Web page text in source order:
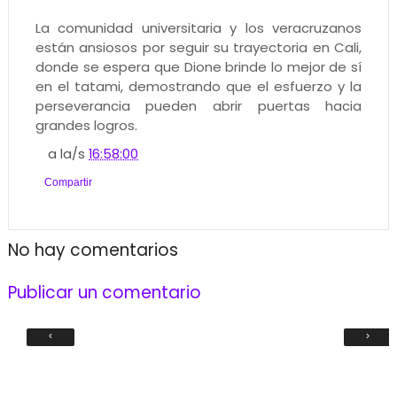
La comunidad universitaria y los veracruzanos
están ansiosos por seguir su trayectoria en Cali,
donde se espera que Dione brinde lo mejor de sí
en el tatami, demostrando que el esfuerzo y la
perseverancia pueden abrir puertas hacia
grandes logros.
a la/s16:58:00
Compartir
No hay comentarios
Publicar un comentario
‹ ›